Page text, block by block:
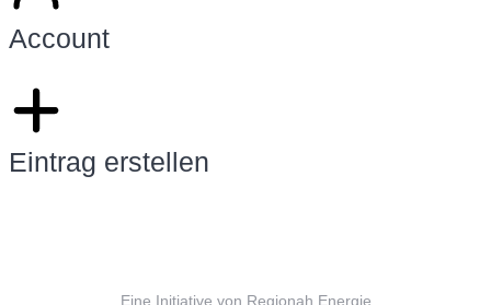
Account
Eintrag erstellen
Eine Initiative von Regionah Energie